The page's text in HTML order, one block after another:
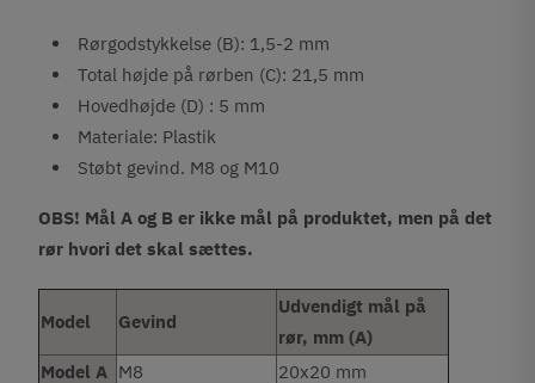
Rørgodstykkelse (B): 1,5-2 mm
Total højde på rørben (C): 21,5 mm
Hovedhøjde (D) : 5 mm
Materiale: Plastik
Støbt gevind. M8 og M10
OBS! Mål A og B er ikke mål på produktet, men på det
rør hvori det skal sættes.
Model Gevind
Udvendigt mål på
rør, mm (A)
Model A M8
20x20 mm